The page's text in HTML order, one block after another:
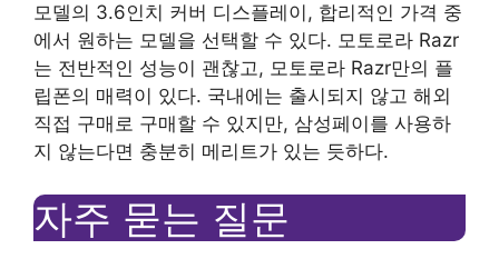
모델의 3.6인치 커버 디스플레이, 합리적인 가격 중
에서 원하는 모델을 선택할 수 있다. 모토로라 Razr
는 전반적인 성능이 괜찮고, 모토로라 Razr만의 플
립폰의 매력이 있다. 국내에는 출시되지 않고 해외
직접 구매로 구매할 수 있지만, 삼성페이를 사용하
지 않는다면 충분히 메리트가 있는 듯하다.
자주 묻는 질문